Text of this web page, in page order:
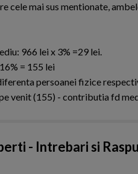
cele mai sus mentionate,
966 lei x 3% =29 lei.
= 155 lei
persoanei fizice
venit (155) - contributia fd
- Intrebari si